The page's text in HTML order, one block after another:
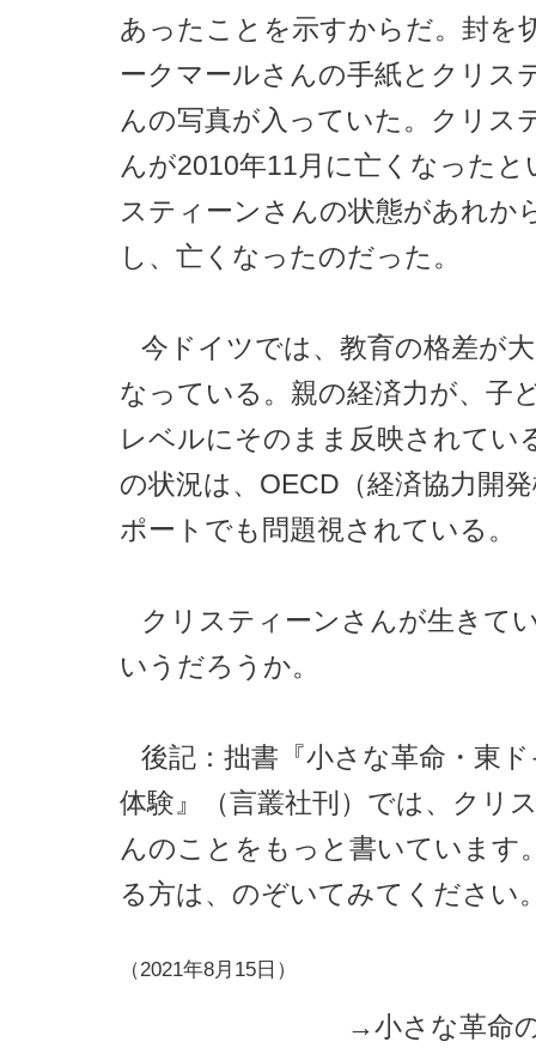
あったことを示すからだ。封を
ークマールさんの手紙とクリス
んの写真が入っていた。クリス
んが2010年11月に亡くなったと
スティーンさんの状態があれか
し、亡くなったのだった。
今ドイツでは、教育の格差が
なっている。親の経済力が、子
レベルにそのまま反映されてい
の状況は、OECD（経済協力開
ポートでも問題視されている。
クリスティーンさんが生きて
いうだろうか。
後記：拙書『小さな革命・東
体験』（言叢社刊）では、クリ
んのことをもっと書いています
る方は、のぞいてみてください
（2021年8月15日）
→小さな革命